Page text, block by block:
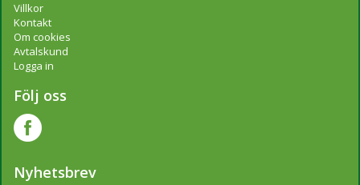
Villkor
Kontakt
Om cookies
Avtalskund
Logga in
Följ oss
Nyhetsbrev